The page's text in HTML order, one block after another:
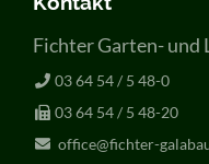
Fichter Garten- und
03 64 54 / 5 48-0
03 64 54 / 5 48-20
office@fichter-